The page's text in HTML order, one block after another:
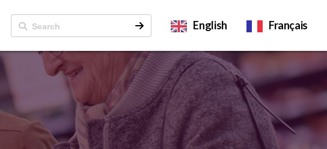
English Français